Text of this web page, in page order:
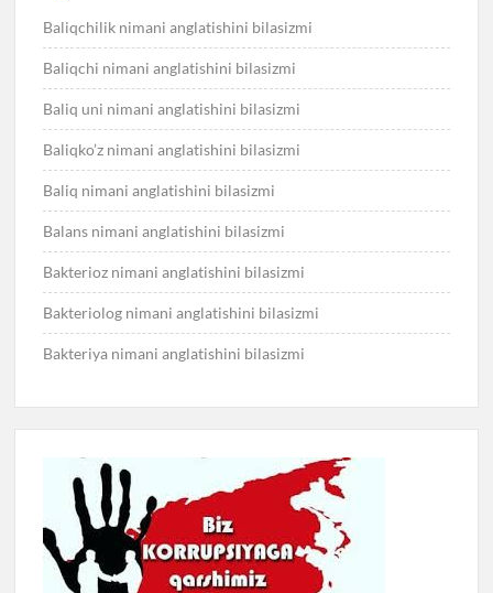
Baliqchilik nimani anglatishini bilasizmi
Baliqchi nimani anglatishini bilasizmi
Baliq uni nimani anglatishini bilasizmi
Baliqko’z nimani anglatishini bilasizmi
Baliq nimani anglatishini bilasizmi
Balans nimani anglatishini bilasizmi
Bakterioz nimani anglatishini bilasizmi
Bakteriolog nimani anglatishini bilasizmi
Bakteriya nimani anglatishini bilasizmi